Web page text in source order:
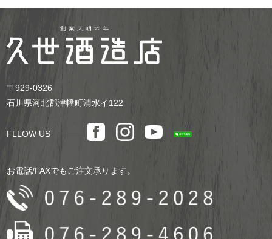
〒929-0326
石川県河北郡津幡町清水イ122
FLLOW US
お電話/FAXでもご注文承ります。